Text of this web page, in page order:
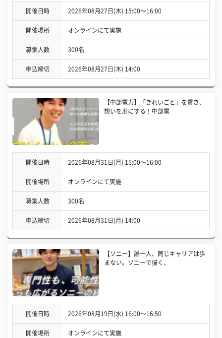
開催日時 2026年08月27日(木) 15:00〜16:00
開催場所 オンラインにて実施
募集人数 300名
申込締切 2026年08月27日(木) 14:00
【中部電力】「きれいごと」を貫き、
想いを形にする！中部電
開催日時 2026年08月31日(月) 15:00〜16:00
開催場所 オンラインにて実施
募集人数 300名
申込締切 2026年08月31日(月) 14:00
【ソニー】誰一人、同じキャリアは歩
まない。ソニーで描く、
開催日時 2026年08月19日(水) 16:00〜16:50
開催場所 オンラインにて実施